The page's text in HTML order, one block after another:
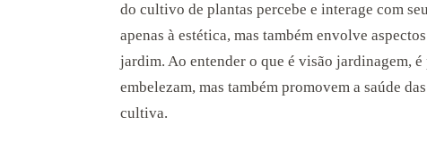
do cultivo de plantas percebe e interage com
apenas à estética, mas também envolve
jardim. Ao entender o que é visão jardinagem,
embelezam, mas também promovem a saúde
cultiva.